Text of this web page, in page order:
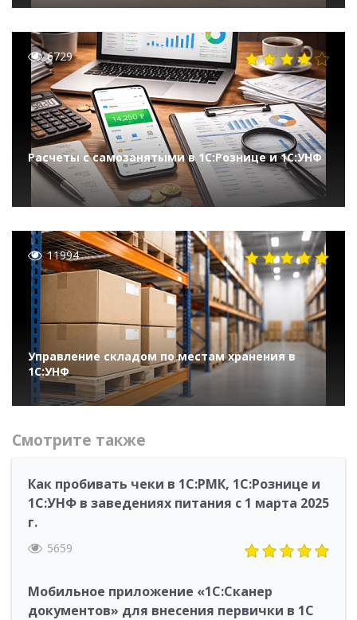
6729
Расчеты с самозанятыми в 1С:Рознице и 1С:УНФ
11994
Управление складом по местам хранения в
1С:УНФ
Смотрите также
Как пробивать чеки в 1С:РМК, 1С:Рознице и
1С:УНФ в заведениях питания с 1 марта 2025
г.
5659
Мобильное приложение «1С:Сканер
документов» для внесения первички в 1С